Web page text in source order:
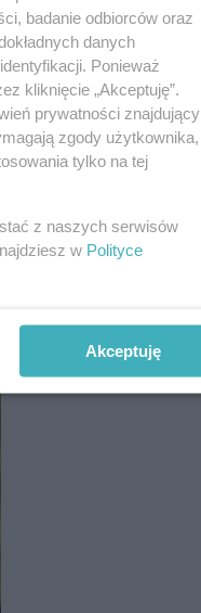
badanie odbiorców oraz
danych
Ponieważ
kliknięcie „Akceptuję”.
prywatności znajdujący
zgody użytkownika,
tylko na tej
z naszych serwisów
w Polityce
Akceptuję